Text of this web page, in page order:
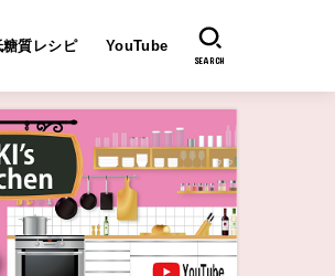
糖質レシピ YouTube
SEARCH